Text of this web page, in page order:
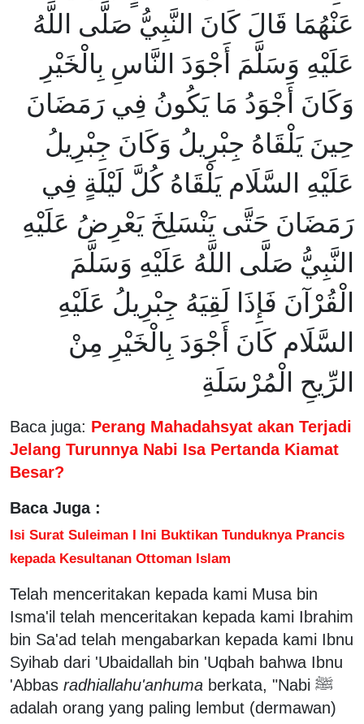
عَنْهُمَا قَالَ كَانَ النَّبِيُّ صَلَّى اللَّهُ
عَلَيْهِ وَسَلَّمَ أَجْوَدَ النَّاسِ بِالْخَيْرِ
وَكَانَ أَجْوَدُ مَا يَكُونُ فِي رَمَضَانَ
حِينَ يَلْقَاهُ جِبْرِيلُ وَكَانَ جِبْرِيلُ
عَلَيْهِ السَّلَام يَلْقَاهُ كُلَّ لَيْلَةٍ فِي
رَمَضَانَ حَتَّى يَنْسَلِخَ يَعْرِضُ عَلَيْهِ
النَّبِيُّ صَلَّى اللَّهُ عَلَيْهِ وَسَلَّمَ
الْقُرْآنَ فَإِذَا لَقِيَهُ جِبْرِيلُ عَلَيْهِ
السَّلَام كَانَ أَجْوَدَ بِالْخَيْرِ مِنْ
الرِّيحِ الْمُرْسَلَةِ
Baca juga: Perang Mahadahsyat akan Terjadi
Jelang Turunnya Nabi Isa Pertanda Kiamat
Besar?
Baca Juga :
Isi Surat Suleiman I Ini Buktikan Tunduknya Prancis
kepada Kesultanan Ottoman Islam
Telah menceritakan kepada kami Musa bin
Isma'il telah menceritakan kepada kami Ibrahim
bin Sa'ad telah mengabarkan kepada kami Ibnu
Syihab dari 'Ubaidallah bin 'Uqbah bahwa Ibnu
'Abbas radhiallahu'anhuma berkata, "Nabi ﷺ
adalah orang yang paling lembut (dermawan)